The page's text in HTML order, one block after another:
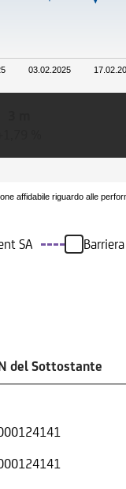
03.02.2025
affidabile riguardo alle
SA
del Sottostante